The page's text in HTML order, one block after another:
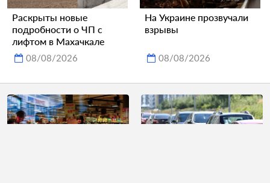
Раскрыты новые
подробности о ЧП с
лифтом в Махачкале
08/08/2026
На Украине прозвучали
взрывы
08/08/2026